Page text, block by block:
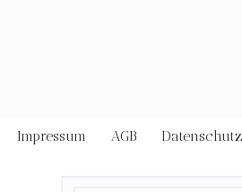
Impressum AGB Datenschutz